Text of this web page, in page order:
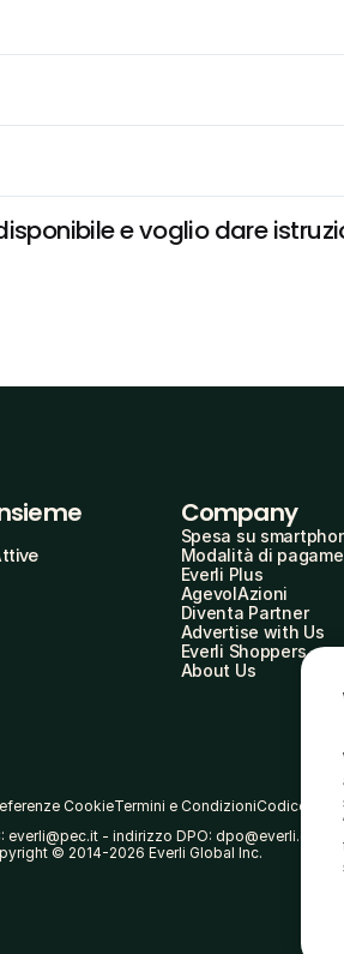
e voglio dare
Company
Spesa su
Modalità di
Everli Plus
AgevolAzioni
Diventa Partner
Advertise with Us
Everli Shoppers
About Us
CookieTermini e CondizioniCodice Etico
everli@pec.it - indirizzo DPO: dpo@everli.com
© 2014-2026 Everli Global Inc.